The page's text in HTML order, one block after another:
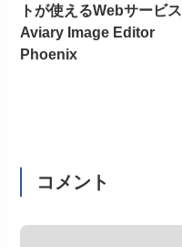
トが使えるWebサービス
Aviary Image Editor
Phoenix
コメント